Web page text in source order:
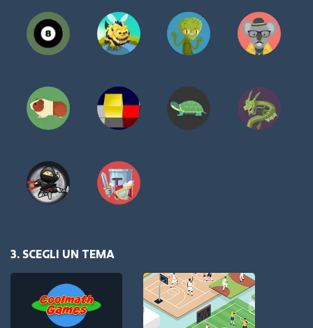
3. SCEGLI UN TEMA